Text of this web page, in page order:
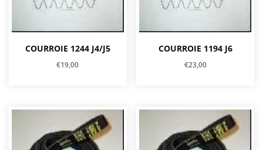
COURROIE 1244 J4/J5
€19,00
COURROIE 1194 J6
€23,00